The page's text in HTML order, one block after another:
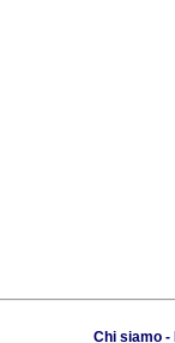
Chi siamo -